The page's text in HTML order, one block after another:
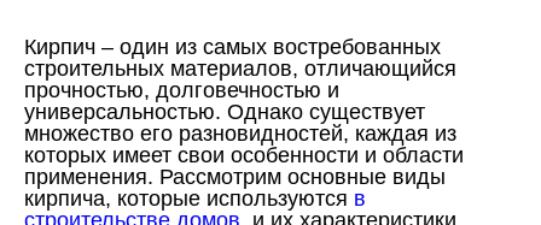
Кирпич – один из самых востребованных
строительных материалов, отличающийся
прочностью, долговечностью и
универсальностью. Однако существует
множество его разновидностей, каждая из
которых имеет свои особенности и области
применения. Рассмотрим основные виды
кирпича, которые используются в
строительстве домов, и их характеристики.